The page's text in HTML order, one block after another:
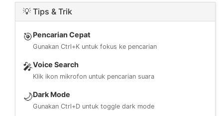
💡 Tips & Trik
🎯Pencarian Cepat
Gunakan Ctrl+K untuk fokus ke pencarian
🎤Voice Search
Klik ikon mikrofon untuk pencarian suara
🌙Dark Mode
Gunakan Ctrl+D untuk toggle dark mode